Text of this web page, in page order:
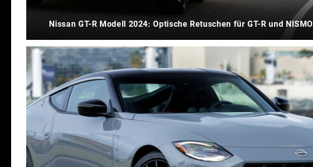
Nissan GT-R Modell 2024: Optische Retuschen für GT-R und NISMO